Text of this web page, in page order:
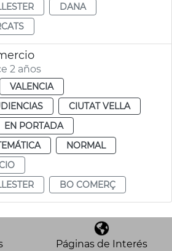
DANA
2 años
VALENCIA
CIUTAT VELLA
EN PORTADA
NORMAL
BO COMERÇ
Páginas de Interés